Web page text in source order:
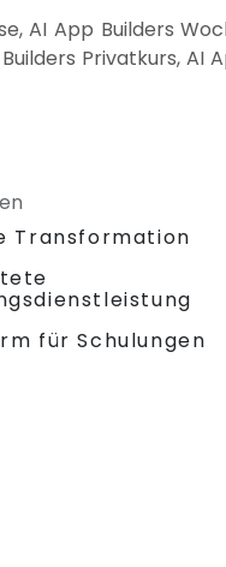
AI App Builders
Privatkurs, AI
Transformation
für Schulungen